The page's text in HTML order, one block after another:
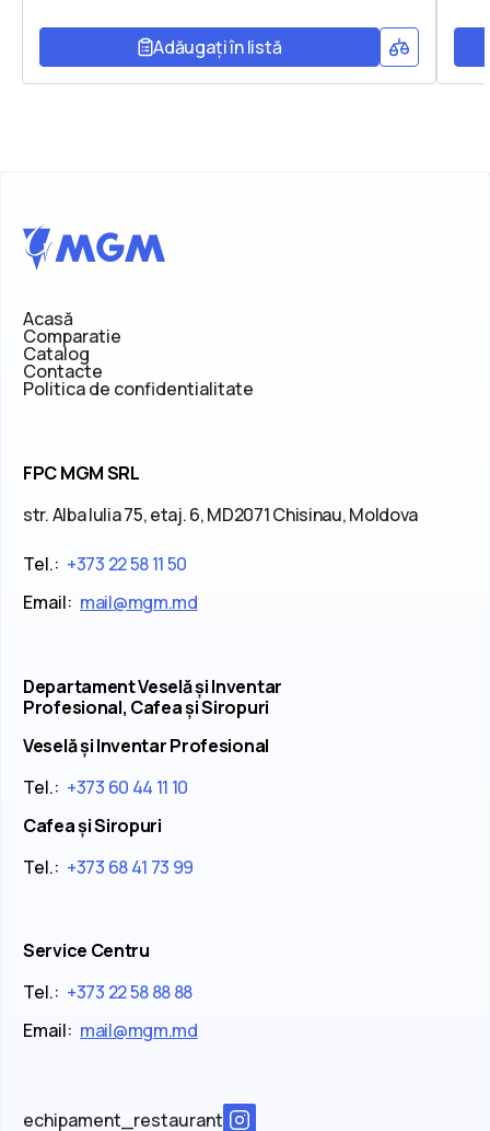
Adăugați în listă
Acasă
Comparatie
Catalog
Contacte
Politica de confidentialitate
FPC MGM SRL
str. Alba Iulia 75, etaj. 6, MD2071 Chisinau, Moldova
Tel.: +373 22 58 11 50
Email: mail@mgm.md
Departament Veselă și Inventar
Profesional, Cafea și Siropuri
Veselă și Inventar Profesional
Tel.: +373 60 44 11 10
Cafea și Siropuri
Tel.: +373 68 41 73 99
Service Centru
Tel.: +373 22 58 88 88
Email: mail@mgm.md
echipament_restaurant